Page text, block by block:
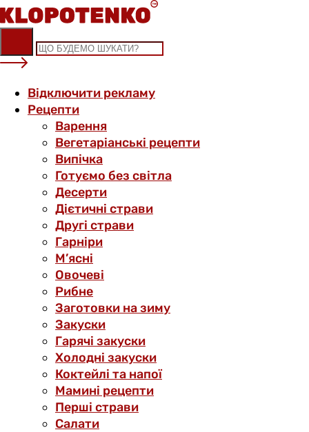
Skip
to
content
Відключити рекламу
Рецепти
Варення
Вегетаріанські рецепти
Випічка
Готуємо без світла
Десерти
Дієтичні страви
Другі страви
Гарніри
М’ясні
Овочеві
Рибне
Заготовки на зиму
Закуски
Гарячі закуски
Холодні закуски
Коктейлі та напої
Мамині рецепти
Перші страви
Салати